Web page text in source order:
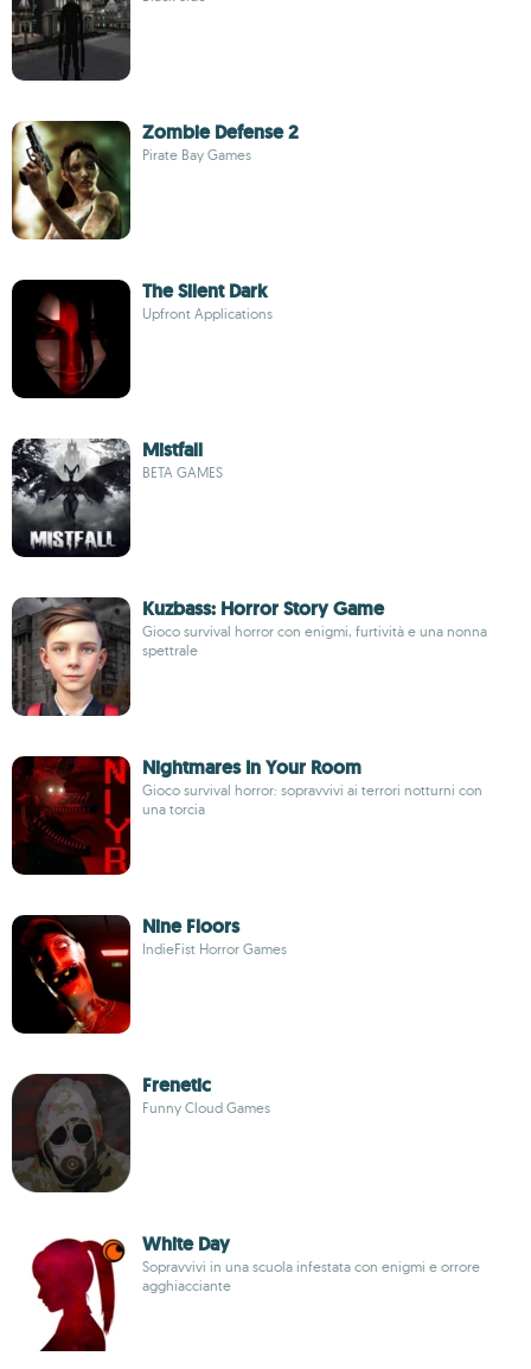
Zombie Defense 2
Pirate Bay Games
The Silent Dark
Upfront Applications
Mistfall
BETA GAMES
Kuzbass: Horror Story Game
Gioco survival horror con enigmi, furtività e una nonna
spettrale
Nightmares In Your Room
Gioco survival horror: sopravvivi ai terrori notturni con
una torcia
Nine Floors
IndieFist Horror Games
Frenetic
Funny Cloud Games
White Day
Sopravvivi in una scuola infestata con enigmi e orrore
agghiacciante